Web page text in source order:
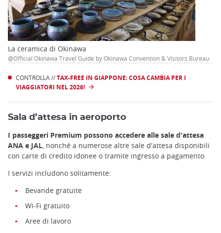
La ceramica di Okinawa
@Official Okinawa Travel Guide by Okinawa Convention & Visitors Bureau
CONTROLLA //TAX-FREE IN GIAPPONE: COSA CAMBIA PER I
VIAGGIATORI NEL 2026!
Sala d’attesa in aeroporto
I passeggeri Premium possono accedere alle sale d'attesa
ANA e JAL , nonché a numerose altre sale d'attesa disponibili
con carte di credito idonee o tramite ingresso a pagamento.
I servizi includono solitamente:
Bevande gratuite
Wi-Fi gratuito
Aree di lavoro